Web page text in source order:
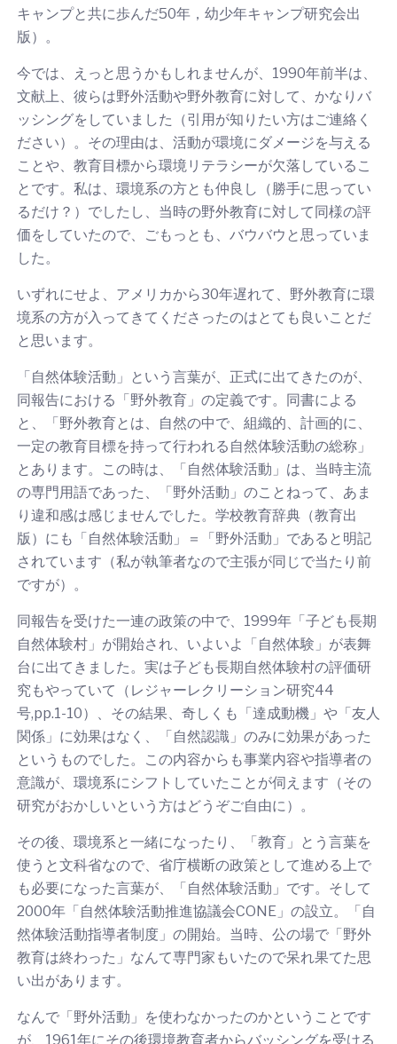
キャンプと共に歩んだ50年，幼少年キャンプ研究会出
版）。
今では、えっと思うかもしれませんが、1990年前半は、
文献上、彼らは野外活動や野外教育に対して、かなりバ
ッシングをしていました（引用が知りたい方はご連絡く
ださい）。その理由は、活動が環境にダメージを与える
ことや、教育目標から環境リテラシーが欠落しているこ
とです。私は、環境系の方とも仲良し（勝手に思ってい
るだけ？）でしたし、当時の野外教育に対して同様の評
価をしていたので、ごもっとも、バウバウと思っていま
した。
いずれにせよ、アメリカから30年遅れて、野外教育に環
境系の方が入ってきてくださったのはとても良いことだ
と思います。
「自然体験活動」という言葉が、正式に出てきたのが、
同報告における「野外教育」の定義です。同書による
と、「野外教育とは、自然の中で、組織的、計画的に、
一定の教育目標を持って行われる自然体験活動の総称」
とあります。この時は、「自然体験活動」は、当時主流
の専門用語であった、「野外活動」のことねって、あま
り違和感は感じませんでした。学校教育辞典（教育出
版）にも「自然体験活動」＝「野外活動」であると明記
されています（私が執筆者なので主張が同じで当たり前
ですが）。
同報告を受けた一連の政策の中で、1999年「子ども長期
自然体験村」が開始され、いよいよ「自然体験」が表舞
台に出てきました。実は子ども長期自然体験村の評価研
究もやっていて（レジャーレクリーション研究44
号,pp.1-10）、その結果、奇しくも「達成動機」や「友人
関係」に効果はなく、「自然認識」のみに効果があった
というものでした。この内容からも事業内容や指導者の
意識が、環境系にシフトしていたことが伺えます（その
研究がおかしいという方はどうぞご自由に）。
その後、環境系と一緒になったり、「教育」とう言葉を
使うと文科省なので、省庁横断の政策として進める上で
も必要になった言葉が、「自然体験活動」です。そして
2000年「自然体験活動推進協議会CONE」の設立。「自
然体験活動指導者制度」の開始。当時、公の場で「野外
教育は終わった」なんて専門家もいたので呆れ果てた思
い出があります。
なんで「野外活動」を使わなかったのかということです
が、1961年にその後環境教育者からバッシングを受ける